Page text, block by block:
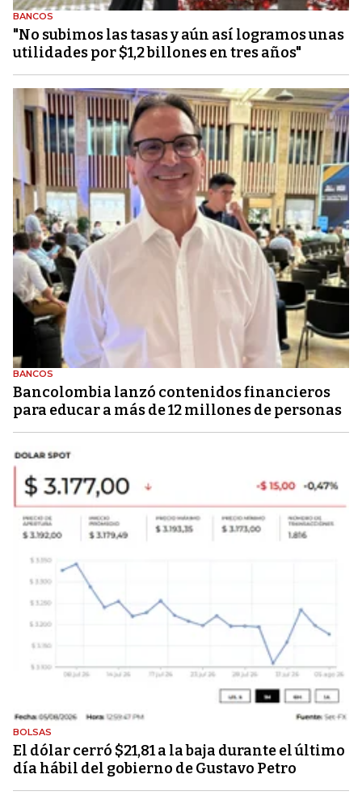
BANCOS
"No subimos las tasas y aún así logramos unas
utilidades por $1,2 billones en tres años"
BANCOS
Bancolombia lanzó contenidos financieros
para educar a más de 12 millones de personas
BOLSAS
El dólar cerró $21,81 a la baja durante el último
día hábil del gobierno de Gustavo Petro